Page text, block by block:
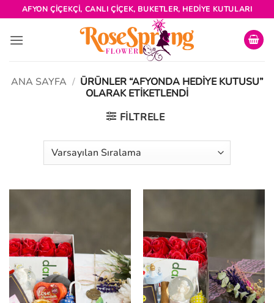
İçeriğe
atla
AFYON ÇIÇEKÇI, CANLI ÇIÇEK, BUKETLER, HEDIYE KUTULARI
ANA SAYFA / ÜRÜNLER “AFYONDA HEDIYE KUTUSU”
OLARAK ETIKETLENDI
FILTRELE